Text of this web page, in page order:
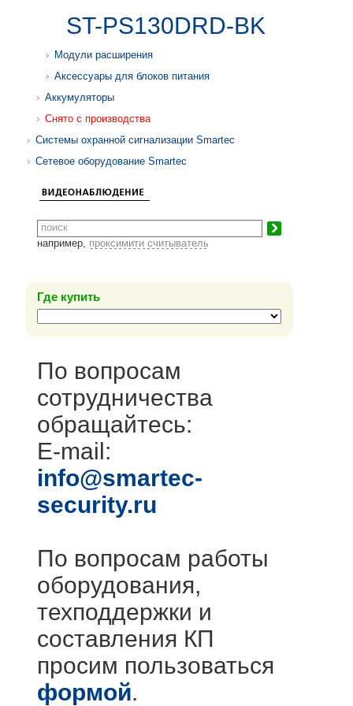
ST-PS130DRD-BK
Модули расширения
Аксессуары для блоков питания
Аккумуляторы
Снято с производства
Системы охранной сигнализации Smartec
Сетевое оборудование Smartec
например, проксимити считыватель
Где купить
По вопросам
сотрудничества
обращайтесь:
E-mail:
info@smartec-
security.ru
По вопросам работы
оборудования,
техподдержки и
составления КП
просим пользоваться
формой.